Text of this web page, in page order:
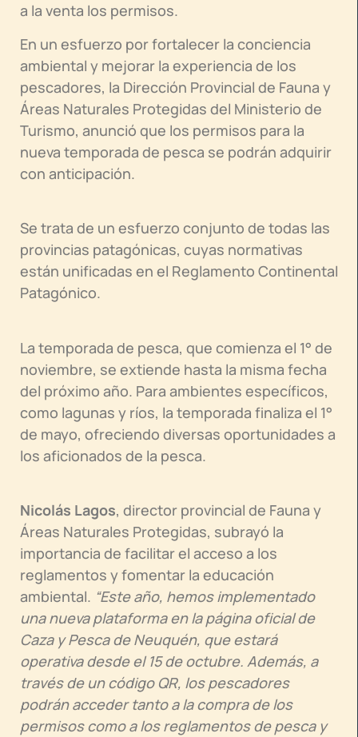
a la venta los permisos.
En un esfuerzo por fortalecer la conciencia
ambiental y mejorar la experiencia de los
pescadores, la Dirección Provincial de Fauna y
Áreas Naturales Protegidas del Ministerio de
Turismo, anunció que los permisos para la
nueva temporada de pesca se podrán adquirir
con anticipación.
Se trata de un esfuerzo conjunto de todas las
provincias patagónicas, cuyas normativas
están unificadas en el Reglamento Continental
Patagónico.
La temporada de pesca, que comienza el 1° de
noviembre, se extiende hasta la misma fecha
del próximo año. Para ambientes específicos,
como lagunas y ríos, la temporada finaliza el 1°
de mayo, ofreciendo diversas oportunidades a
los aficionados de la pesca.
Nicolás Lagos, director provincial de Fauna y
Áreas Naturales Protegidas, subrayó la
importancia de facilitar el acceso a los
reglamentos y fomentar la educación
ambiental. “Este año, hemos implementado
una nueva plataforma en la página oficial de
Caza y Pesca de Neuquén, que estará
operativa desde el 15 de octubre. Además, a
través de un código QR, los pescadores
podrán acceder tanto a la compra de los
permisos como a los reglamentos de pesca y